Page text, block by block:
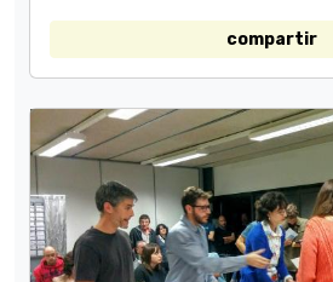
compartir